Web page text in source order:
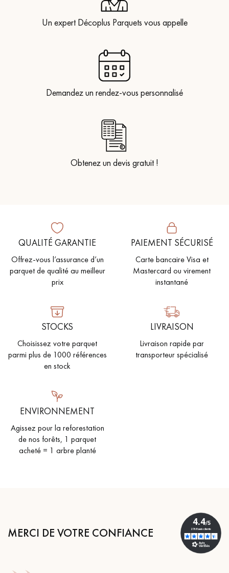
Un expert Décoplus Parquets vous appelle
Demandez un rendez-vous personnalisé
Obtenez un devis gratuit !
QUALITÉ GARANTIE
Offrez-vous l’assurance d’un
parquet de qualité au meilleur
prix
PAIEMENT SÉCURISÉ
Carte bancaire Visa et
Mastercard ou virement
instantané
STOCKS
Choisissez votre parquet
parmi plus de 1000 références
en stock
LIVRAISON
Livraison rapide par
transporteur spécialisé
ENVIRONNEMENT
Agissez pour la reforestation
de nos forêts, 1 parquet
acheté = 1 arbre planté
MERCI DE VOTRE CONFIANCE